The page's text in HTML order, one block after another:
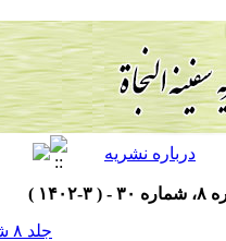
( ۳-۱۴۰۲ )
جلد ۸ شماره ۳۰ صفحات ۰-۰